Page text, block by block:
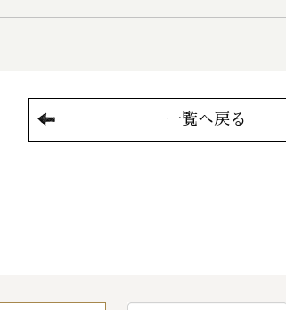
一覧へ戻る